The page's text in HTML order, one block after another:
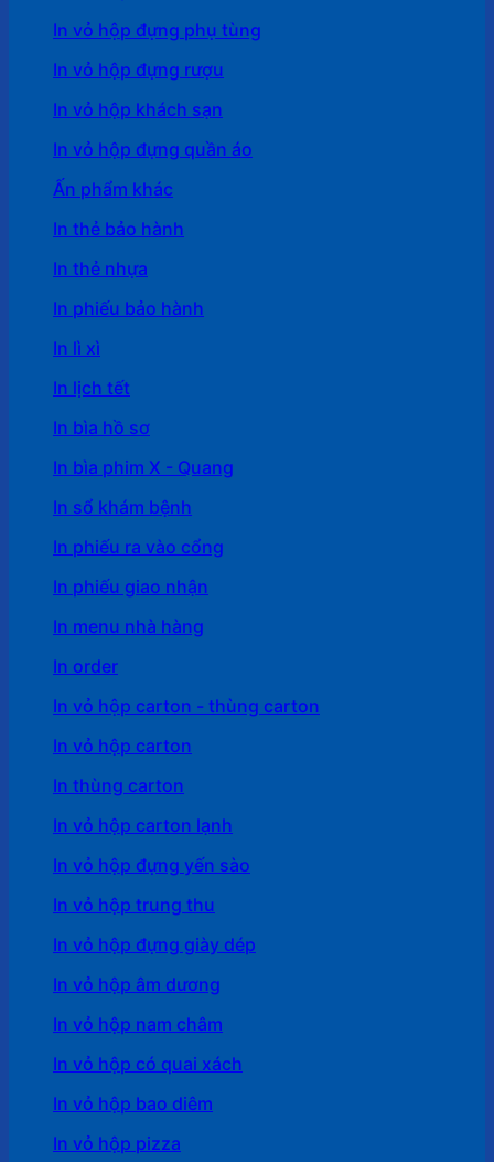
In vỏ hộp đựng phụ tùng
In vỏ hộp đựng rượu
In vỏ hộp khách sạn
In vỏ hộp đựng quần áo
Ấn phẩm khác
In thẻ bảo hành
In thẻ nhựa
In phiếu bảo hành
In lì xì
In lịch tết
In bìa hồ sơ
In bìa phim X - Quang
In sổ khám bệnh
In phiếu ra vào cổng
In phiếu giao nhận
In menu nhà hàng
In order
In vỏ hộp carton - thùng carton
In vỏ hộp carton
In thùng carton
In vỏ hộp carton lạnh
In vỏ hộp đựng yến sào
In vỏ hộp trung thu
In vỏ hộp đựng giày dép
In vỏ hộp âm dương
In vỏ hộp nam châm
In vỏ hộp có quai xách
In vỏ hộp bao diêm
In vỏ hộp pizza